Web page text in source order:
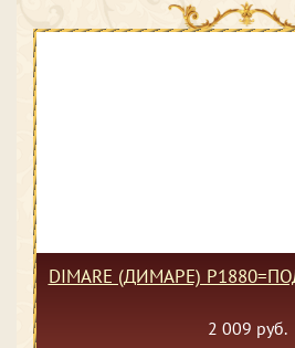
DIMARE (ДИМАРЕ)
2 009 руб.